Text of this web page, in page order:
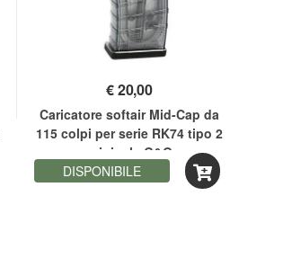
€20,00
Caricatore softair Mid-Cap da
115 colpi per serie RK74 tipo 2
originale G&G
DISPONIBILE